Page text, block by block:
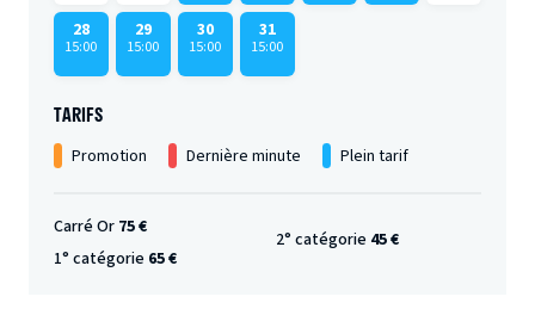
28
15:00
29
15:00
30
15:00
31
15:00
TARIFS
Promotion Dernière minute Plein tarif
Carré Or 75 €
1° catégorie 65 €
2° catégorie 45 €